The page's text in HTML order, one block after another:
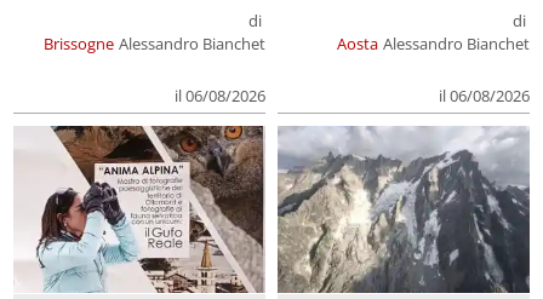
Brissogne
di
Alessandro Bianchet
il 06/08/2026
Aosta
di
Alessandro Bianchet
il 06/08/2026